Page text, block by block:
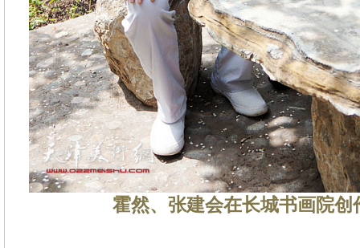
霍然、张建会在长城书画院创